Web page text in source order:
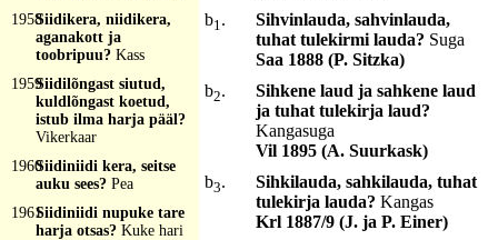
1958Siidikera, niidikera,
aganakott ja
toobripuu? Kass
1959Siidilõngast siutud,
kuldlõngast koetud,
istub ilma harja pääl?
Vikerkaar
1960Siidiniidi kera, seitse
auku sees? Pea
1961Siidiniidi nupuke tare
harja otsas? Kuke hari
b1.
Sihvinlauda, sahvinlauda,
tuhat tulekirmi lauda? Suga
Saa 1888 (P. Sitzka)
b2.
Sihkene laud ja sahkene laud
ja tuhat tulekirja laud?
Kangasuga
Vil 1895 (A. Suurkask)
b3.
Sihkilauda, sahkilauda, tuhat
tulekirja lauda?Kangas
Krl 1887/9 (J. ja P. Einer)